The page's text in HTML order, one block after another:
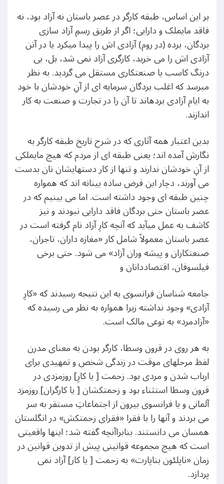
بر این اساس، طبقه کارگر در عصر باستان نه آزاد بود، نه
فاقد مایملک و دارایی؛ اگر از طریق رسمِ آزاد سازی
بردگان، برده (در روم) آزادی اش را پیدا میکرد یا در آتن
آزادی اش را می خرید، کارگری آزاد نمی شد، بل، بی
درنگ کاسب یا صنعتکاری مستقل می گردید. به نظر
میرسد که اغلب بردگان سرمایه ای از آنِ خودشان با خود
به ایام آزادی بردهاند تا آن را در تجارت و صنعت به کار
اندازند.
بدین اعتبار همه آثاری که در شرح تاریخ طبقه کارگر به
نگارش آمده اند؛ یعنی طبقه ای از مردم که هیچ مایملکی
از آنِ خودشان ندارند و تنها از کار دستهایشان نان بدست
می آورند، دچار این فرض ساده بینانه اند که همواره
چنین طبقه ای وجود داشته است. اما می بینیم که در
عصر باستان حتی بردگان فاقد دارایی نبودند و نیز
کاشف به عمل میآید که آنچه کارِ آزاد نام گرفته است در
عصر باستان معمولاً شامل کار «مغازه داران، تاجران،
صنعتکاران و پیشه وران آزاد» می شود. حتی برخی
فیلسوفان، اقتصاددانان و
جامعه شناسان فرانسوی به این نتیجه رسیدند که «کارِ
آزادی» وجود نداشته زیرا همواره به نظر می رسیده که
«آزادمرد» به نوعی مالک است.
به هر روی در قرون وسطا، کارگر بودن به معنای مدرن
لفظ مرحلهای موقت در زندگی شخص و تمهیدی برای
ارباب شدن و مردی بود. زحمت [ یا کارِ] روزمزدی در
قرون وسطا استثناء بود و زحمتکشان [ یا کارگران] روزمزد
آلمانی و یا فرانسوی بیرون از اجتماعاتِ مستقر به سر
می بردند و آنها را با فقرا «فقرای زحمتکش» در انگلستان
همسان می دانستند. بنابراآنچه گفته شد؛ اینها واقعیتی
است که هیچ مجموعه قوانینی پیش از تدوین قوانین در
زمان «ناپلئون بناپارت» به زحمت [ یا کار] آزاد نمی
پردازد.